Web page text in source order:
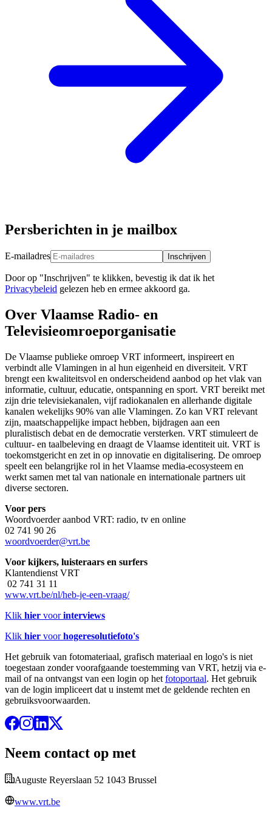
Persberichten in je mailbox
E-mailadres Inschrijven
Door op "Inschrijven" te klikken, bevestig ik dat ik het
Privacybeleid gelezen heb en ermee akkoord ga.
Over Vlaamse Radio- en
Televisieomroeporganisatie
De Vlaamse publieke omroep VRT informeert, inspireert en
verbindt alle Vlamingen in al hun eigenheid en diversiteit. VRT
brengt een kwaliteitsvol en onderscheidend aanbod op het vlak van
informatie, cultuur, educatie, ontspanning en sport. VRT bereikt met
zijn drie televisiekanalen, vijf radiokanalen en allerhande digitale
kanalen wekelijks 90% van alle Vlamingen. Zo kan VRT relevant
zijn, maatschappelijke impact hebben, bijdragen aan een
pluralistisch debat en de democratie versterken. VRT stimuleert de
cultuur- en taalbeleving en draagt de Vlaamse identiteit uit. VRT is
toekomstgericht en zet in op innovatie en digitalisering. De omroep
speelt een belangrijke rol in het Vlaamse media-ecosysteem en
werkt samen met tal van nationale en internationale partners uit
diverse sectoren.
Voor pers
Woordvoerder aanbod VRT: radio, tv en online
02 741 90 26
woordvoerder@vrt.be
Voor kijkers, luisteraars en surfers
Klantendienst VRT
02 741 31 11
www.vrt.be/nl/heb-je-een-vraag/
Klik hier voorinterviews
Klik hier voorhogeresolutiefoto's
Het gebruik van fotomateriaal, grafisch materiaal en logo's is niet
toegestaan zonder voorafgaande toestemming van VRT, hetzij via e-
mail of na ontvangst van een login op het fotoportaal. Het gebruik
van de login impliceert dat u instemt met de geldende rechten en
gebruiksvoorwaarden.
Neem contact op met
Auguste Reyerslaan 52 1043 Brussel
www.vrt.be